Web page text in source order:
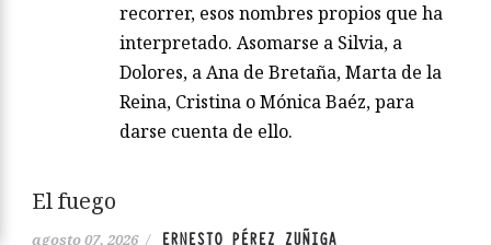
recorrer, esos nombres propios que ha
interpretado. Asomarse a Silvia, a
Dolores, a Ana de Bretaña, Marta de la
Reina, Cristina o Mónica Baéz, para
darse cuenta de ello.
El fuego
agosto 07, 2026 / ERNESTO PÉREZ ZUÑIGA